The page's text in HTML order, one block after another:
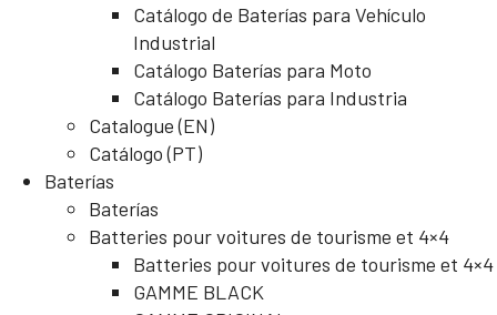
Catálogo de Baterías para Vehículo
Industrial
Catálogo Baterías para Moto
Catálogo Baterías para Industria
Catalogue (EN)
Catálogo (PT)
Baterías
Baterías
Batteries pour voitures de tourisme et 4×4
Batteries pour voitures de tourisme et 4×4
GAMME BLACK